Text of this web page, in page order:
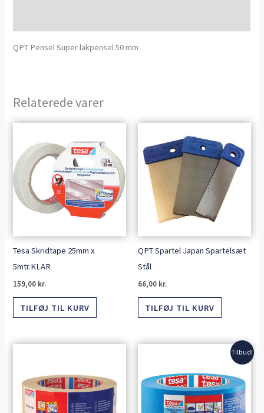
QPT Pensel Super lakpensel 50 mm
Relaterede varer
Tesa Skridtape 25mm x
5mtr.KLAR
159,00 kr.
TILFØJ TIL KURV
QPT Spartel Japan Spartelsæt
Stål
66,00 kr.
TILFØJ TIL KURV
Tilbud!
var:
233,00 kr..
aktuelle
er:
149,00 kr..